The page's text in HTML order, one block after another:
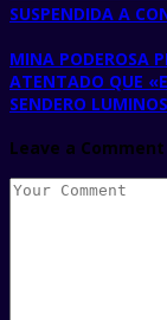
SUSPENDIDA A
MINA PODEROSA
ATENTADO QUE
SENDERO
Leave a Comment